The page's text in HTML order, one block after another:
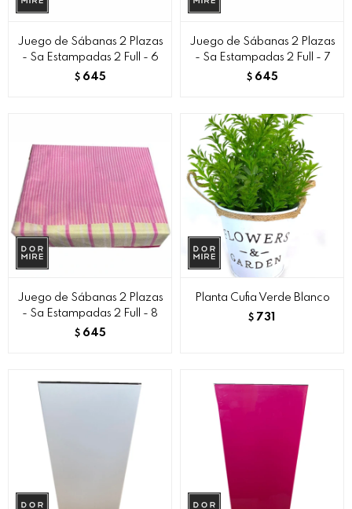
Juego de Sábanas 2 Plazas
- Sa Estampadas 2 Full - 6
$ 645
Juego de Sábanas 2 Plazas
- Sa Estampadas 2 Full - 7
$ 645
Juego de Sábanas 2 Plazas
- Sa Estampadas 2 Full - 8
$ 645
Planta Cufia Verde Blanco
$ 731